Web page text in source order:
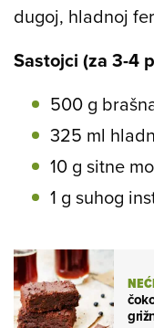
dugoj, hladnoj
Sastojci (za 3-4
500 g
325 ml
10 g sitne
1 g suhog